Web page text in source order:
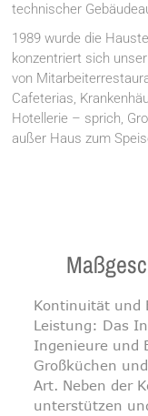
technischer
1989 wurde die
konzentriert sich
von
Cafeterias,
Hotellerie – sprich,
außer Haus zum
Kontinuität und
Leistung: Das
Ingenieure und
Großküchen
Art. Neben der
unterstützen